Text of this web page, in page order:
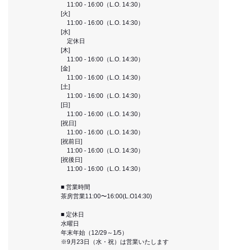
11:00 - 16:00（L.O. 14:30）
[火]
11:00 - 16:00（L.O. 14:30）
[水]
定休日
[木]
11:00 - 16:00（L.O. 14:30）
[金]
11:00 - 16:00（L.O. 14:30）
[土]
11:00 - 16:00（L.O. 14:30）
[日]
11:00 - 16:00（L.O. 14:30）
[祝日]
11:00 - 16:00（L.O. 14:30）
[祝前日]
11:00 - 16:00（L.O. 14:30）
[祝後日]
11:00 - 16:00（L.O. 14:30）
■ 営業時間
茶房営業11:00〜16:00(L.O14:30)
■ 定休日
水曜日
年末年始（12/29～1/5）
※9月23日（水・祝）は営業いたします